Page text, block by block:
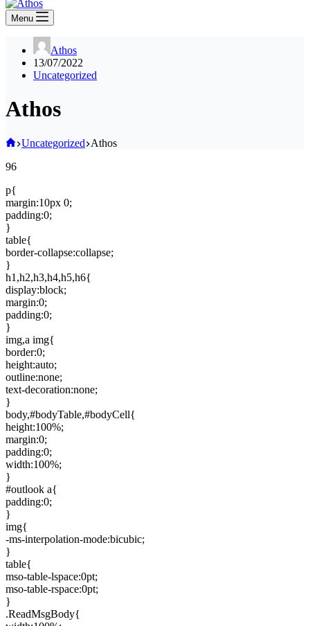
Menu
Athos
13/07/2022
Uncategorized
Athos
Home
Uncategorized Athos
96
p{
margin:10px 0;
padding:0;
}
table{
border-collapse:collapse;
}
h1,h2,h3,h4,h5,h6{
display:block;
margin:0;
padding:0;
}
img,a img{
border:0;
height:auto;
outline:none;
text-decoration:none;
}
body,#bodyTable,#bodyCell{
height:100%;
margin:0;
padding:0;
width:100%;
}
#outlook a{
padding:0;
}
img{
-ms-interpolation-mode:bicubic;
}
table{
mso-table-lspace:0pt;
mso-table-rspace:0pt;
}
.ReadMsgBody{